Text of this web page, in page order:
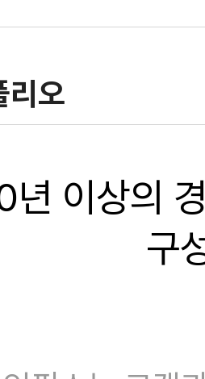
리오
년 이상의
구